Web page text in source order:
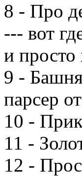
8 - Про
--- вот
и
9 -
парсер
10 -
11 -
12 -